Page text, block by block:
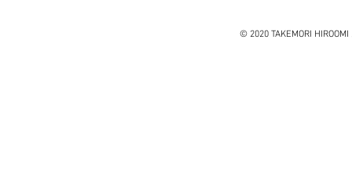
© 2020 TAKEMORI